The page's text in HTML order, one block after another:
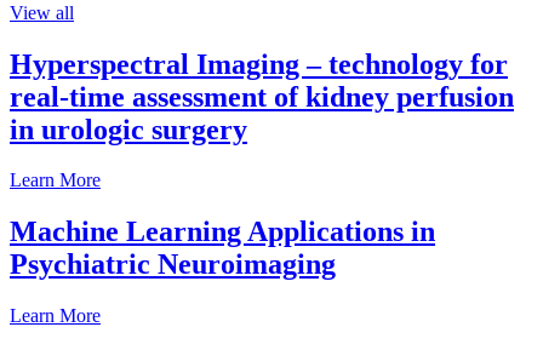
View all
Hyperspectral Imaging – technology for
real-time assessment of kidney perfusion
in urologic surgery
Learn More
Machine Learning Applications in
Psychiatric Neuroimaging
Learn More